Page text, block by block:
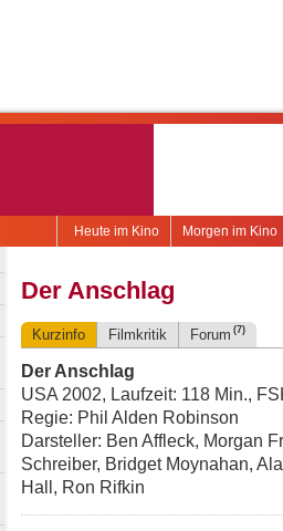
Morgen im Kino
Heute im Kino
Der Anschlag
Kurzinfo Filmkritik Forum (7)
Der Anschlag
USA 2002, Laufzeit: 118 Min.,
Regie: Phil Alden Robinson
Darsteller: Ben Affleck, Morgan
Schreiber, Bridget Moynahan,
Hall, Ron Rifkin